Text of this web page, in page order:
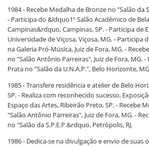
1984 - Recebe Medalha de Bronze no "Salão da
- Participa do &ldquo1º Salão Acadêmico de
Campinas&rdquo, Campinas, SP. - Participa de
Universidade de Viçosa, Viçosa, MG. - Participa
na Galeria Pró-Música, Juiz de Fora, MG. -
no "Salão Antônio Parreiras", Juiz de Fora, MG.
Prata no "Salão da U.N.A.P.", Belo Horizonte,
1985 - Transfere residência e atelier de Belo
SP. - Realiza com reconhecido sucesso,
Espaço das Artes, Ribeirão Preto, SP. - Recebe
"Salão Antônio Parreiras", Juiz de Fora, MG. -
no "Salão da S.P.E.P.&rdquo, Petrópolis, RJ.
1986 - Dedica-se na divulgação e envio de suas